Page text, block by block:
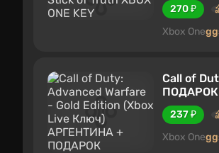
270 ₽
Xbox One
Call of
ПОДАРОК
237 ₽
Xbox One